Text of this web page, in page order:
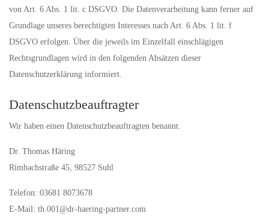
von Art. 6 Abs. 1 lit. c DSGVO. Die Datenverarbeitung kann ferner auf
Grundlage unseres berechtigten Interesses nach Art. 6 Abs. 1 lit. f
DSGVO erfolgen. Über die jeweils im Einzelfall einschlägigen
Rechtsgrundlagen wird in den folgenden Absätzen dieser
Datenschutzerklärung informiert.
Datenschutz­beauftragter
Wir haben einen Datenschutzbeauftragten benannt.
Dr. Thomas Häring
Rimbachstraße 45, 98527 Suhl
Telefon: 03681 8073678
E-Mail: th.001@dr-haering-partner.com